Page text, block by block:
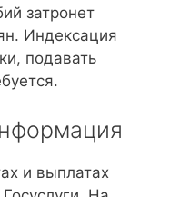
затронет
Индексация
подавать
и выплатах